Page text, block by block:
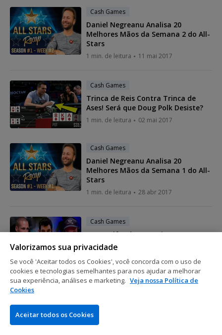
Cash Games
Daniel Negreanu Analisa 20
Melhores Mãos da Semana 2 do All-
Stars
1 min. de leitura 11 mai 2017
Cash Games
Trinca de Reis Contra Trinca de
Ases! Será que Doug Polk Desiste?
1 min. de leitura 02 mai 2017
Cash Games
Daniel Negreanu Analisa 20
Melhores Mãos da Semana 1 do All-
Stars
1 min. de leitura 28 abr 2017
Cash Games
Ivey, Galfond e Antonius em Mega
Pote com Cooler pelo Meio
de $436,200!!!
1 min. de leitura
Valorizamos sua privacidade
Se você 'Aceitar todos os Cookies', você concorda com o uso de
cookies e tecnologias semelhantes para nos ajudar a melhorar
sua experiência, análises e marketing. Veja nossa Política de
Cookies
Aceitar todos os Cookies